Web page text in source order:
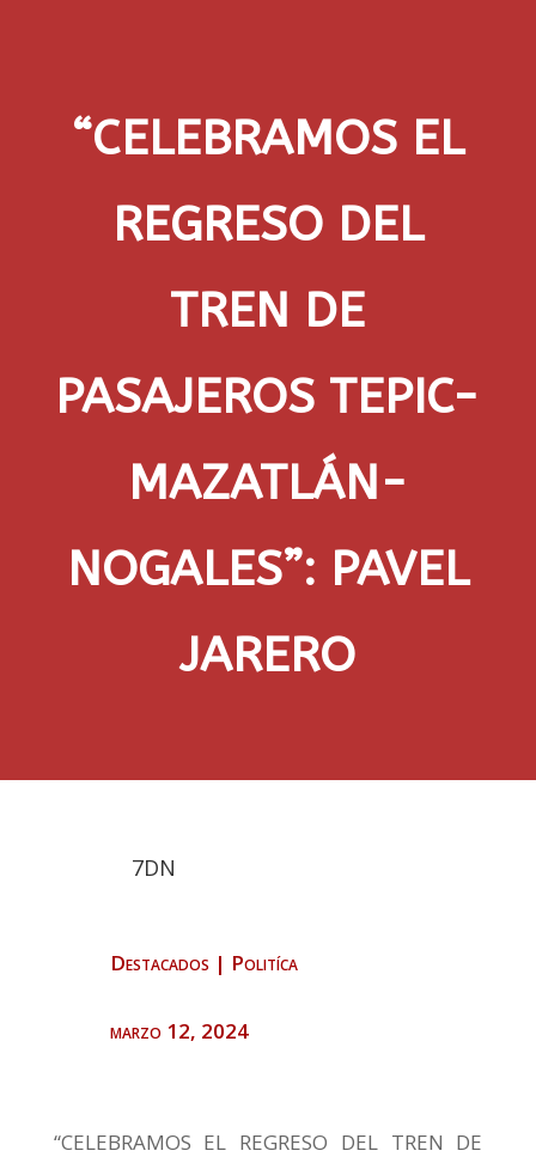
“CELEBRAMOS EL
REGRESO DEL
TREN DE
PASAJEROS TEPIC-
MAZATLÁN-
NOGALES”: PAVEL
JARERO
7DN
Destacados | Politíca
marzo 12, 2024
“CELEBRAMOS EL REGRESO DEL TREN DE